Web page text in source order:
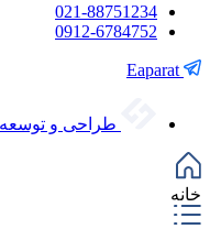
021-88751234
0912-6784752
Eaparat
طراحی و
خانه